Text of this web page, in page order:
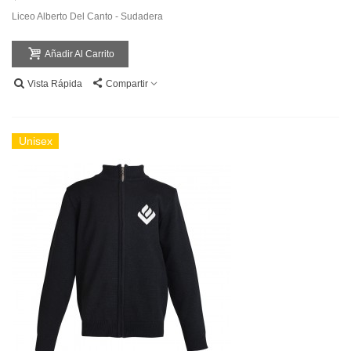
Liceo Alberto Del Canto - Sudadera
Añadir Al Carrito
Vista Rápida Compartir
Unisex